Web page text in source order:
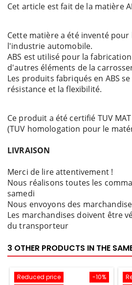
Cet article est fait de la matière
Cette matière a été inventé pour
l'industrie automobile.
ABS est utilisé pour la
d'autres éléments de la
Les produits fabriqués en ABS
résistance et la flexibilité.
Ce produit a été certifié TUV
(TUV homologation pour le
LIVRAISON
Merci de lire attentivement !
Nous réalisons toutes les
samedi
Nous envoyons des
Les marchandises doivent être
du transporteur
3 OTHER PRODUCTS IN THE
-10%
Reduced price